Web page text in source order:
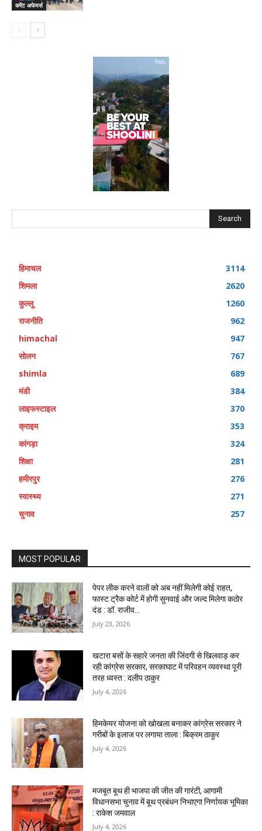
करेंट अफेयर्स
Search
हिमाचल
3114
शिमला
2620
कुल्लू
1260
राजनीति
962
himachal
947
सोलन
767
shimla
689
मंडी
384
लाइफस्टाइल
370
क्राइम
353
कांगड़ा
324
शिक्षा
281
हमीरपुर
276
स्वास्थ्य
271
चुनाव
257
MOST POPULAR
पेपर लीक करने वालों को अब नहीं मिलेगी कोई राहत,
फास्ट ट्रैक कोर्ट में होगी सुनवाई और जल्द मिलेगा कठोर
दंड : डॉ. राजीव...
July 23, 2026
खटारा बसों के सहारे जनता की जिंदगी से खिलवाड़ कर
रही कांग्रेस सरकार, सरकाघाट में परिवहन व्यवस्था पूरी
तरह ध्वस्त : दलीप ठाकुर
July 4, 2026
हिमकेयर योजना को खोखला बनाकर कांग्रेस सरकार ने
गरीबों के इलाज पर लगाया ताला : बिक्रम ठाकुर
July 4, 2026
मजबूत बूथ ही भाजपा की जीत की गारंटी, आगामी
विधानसभा चुनाव में बूथ प्रबंधन निभाएगा निर्णायक भूमिका
: राकेश जमवाल
July 4, 2026